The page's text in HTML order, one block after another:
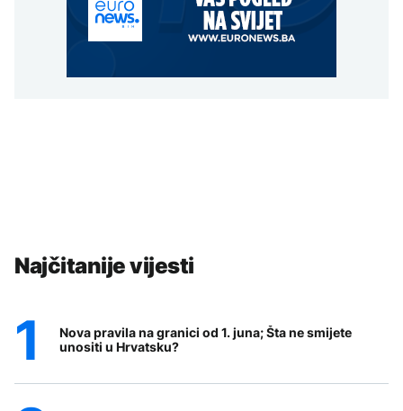
Najčitanije vijesti
Nova pravila na granici od 1. juna; Šta ne smijete
unositi u Hrvatsku?